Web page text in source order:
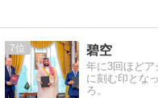
ろうな」「自
動車産業と同
じ道を歩んで
る気がする」
7 碧空
年に3回ほど
に刻む印とな
ろ。